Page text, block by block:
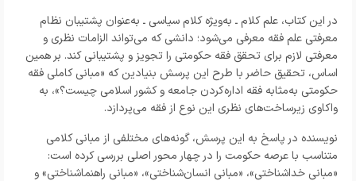
در این کتاب، علم کلام ـ به‌ویژه کلام سیاسی ـ به‌عنوان پشتیبان نظام
معرفتی علم فقه معرفی می‌شود؛ دانشی که می‌تواند الزامات نظری و
معرفتی لازم برای تحقق فقه حکومتی را تجویز و پشتیبانی کند. بر همین
اساس، تحقیق حاضر با طرح این پرسش بنیادین که «مبانی کاملی فقه
حکومتی به‌مثابه فقه اداره‌کردن جامعه و کشور اسلامی چیست؟»، به
واکاوی زیرساخت‌های نظری این نوع از فقه می‌پردازد.
نویسنده در پاسخ به این پرسش، گونه‌های مختلفی از مبانی کلامی
متناسب با عرصه حکومت را در چهار محور اصلی بررسی کرده است:
«مبانی خداشناختی»، «مبانی انسان‌شناختی»، «مبانی راهنماشناختی» و